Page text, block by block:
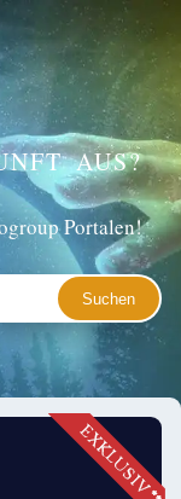
AUS?
Portalen!